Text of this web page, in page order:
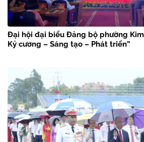
Đại hội đại biểu Đảng bộ phường
Kỷ cương – Sáng tạo – Phát triển”